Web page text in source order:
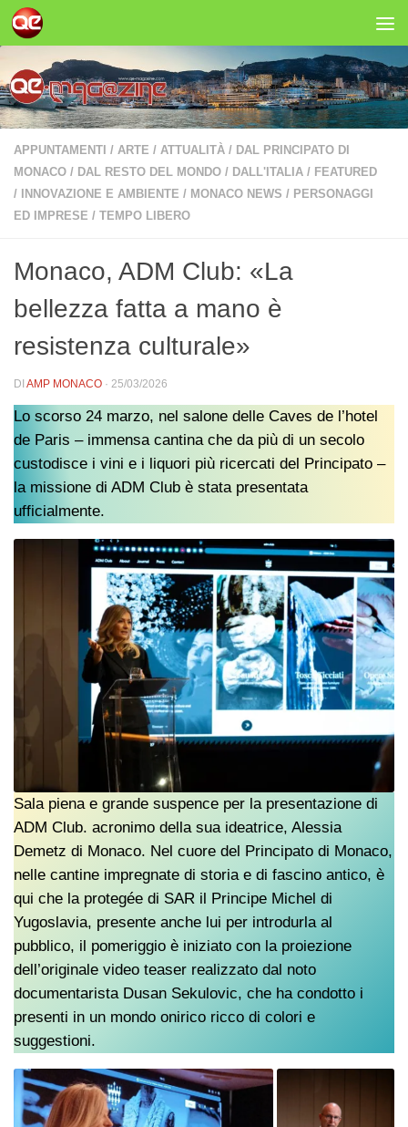
Salta al contenuto
APPUNTAMENTI / ARTE / ATTUALITÀ / DAL PRINCIPATO DI
MONACO / DAL RESTO DEL MONDO / DALL'ITALIA / FEATURED
/
INNOVAZIONE E AMBIENTE / MONACO NEWS / PERSONAGGI
ED IMPRESE / TEMPO LIBERO
Monaco, ADM Club: «La
bellezza fatta a mano è
resistenza culturale»
DI AMP MONACO · 25/03/2026
Lo scorso 24 marzo, nel salone delle Caves de l’hotel
de Paris – immensa cantina che da più di un secolo
custodisce i vini e i liquori più ricercati del Principato –
la missione di ADM Club è stata presentata
ufficialmente.
Sala piena e grande suspence per la presentazione di
ADM Club. acronimo della sua ideatrice, Alessia
Demetz di Monaco. Nel cuore del Principato di Monaco,
nelle cantine impregnate di storia e di fascino antico, è
qui che la protegée di SAR il Principe Michel di
Yugoslavia, presente anche lui per introdurla al
pubblico, il pomeriggio è iniziato con la proiezione
dell’originale video teaser realizzato dal noto
documentarista Dusan Sekulovic, che ha condotto i
presenti in un mondo onirico ricco di colori e
suggestioni.